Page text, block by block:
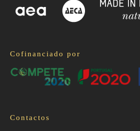
Cofinanciado por
Contactos